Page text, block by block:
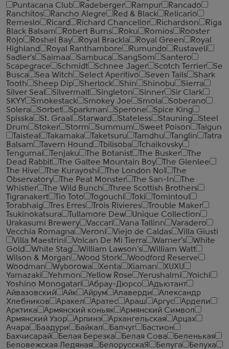
Puntacana Club
Radeberger Rampur
Rancado
Ranchitos
Rancho Alegre Red & Black
Relicario
Remeslo
Ricard Richard Chancellor Richardson
Riga
Black Balsam
Robert Burns Roku Romios
Rooster
Rojo
Roshel Bay Royal Brackla Royal Green
Royal
Highland
Royal Ranthambore Rumundo
Rustaveli
Sadler's
Saimaa Sambuca SangSom
Santero
Scapegrace
Schmidt Schnee Jager Scotch Terrier
Se
Busca
Sea Witch Select Aperitivo Seven Tails
Shark
Tooth
Sheep Dip Sherlock Shin Shinobu
Sierra
Silver Seal
Silvermalt Singleton Sinner
Sir Clark
SKYY
Smokestack Smokey Joe Smola
Soberano
Solera
Sorbet Sparkman Sperone
Spice King
Spisska
St. Graal Starward Stateless Stauning
Steel
Drum
Stoker Storm Summum Sweet Poison
Taigun
Taisteal
Takamaka Taketsuru Tamdhu Tanglin
Tatra
Balsam
Tavern Hound Tbilisoba
Tchaikovsky
Tengumai
Tenjaku The Botanist The Busker
The
Dead Rabbit
The Galtee Mountain Boy
The Glenlee
The Hive
The Kurayoshi The London №1
The
Observatory
The Peat Monster The San-In
The
Whistler
The Wild Bunch
Three Scottish Brothers
Tigranakert
Tio Toto Togouchi Toki
Tomintoul
Torabhaig
Tres Erres Trois Rivieres
Trouble Maker
Tsukinokatsura
Tullamore Dew
Unique Collection
Urakasumi Brewery
Vaccari Vana Tallinn
Varadero
Vecchia Romagna
Veroni Viejo de Caldas
Villa Giusti
Villa Maestrini
Volcan De Mi Tierra Warner's
White
Gold
White Stag William Lawson's
William Watt
Wilson & Morgan
Wood Stork
Woodford Reserve
Woodman
Wyborowa Xenta Xiaman
XUXU
Yamazaki
Yehmon Yellow Rose Yerushalmi
Yoichi
Yoshino Monogatari
Абрау-Дюрсо
Адъютант
Айвазовский
Айк Айрум Алаверди
Александр
Хлебников
Аракел Аратес Араш Аргус
Ардели
Арктика
Армянский коньяк
Армянский Символ
Армянский Узор
Арпинэ Архангельская
Арцах
Ачара
Баадури Байкал Балчуг
Бастион
Бахчисарай
Белая Березка Белая Сова
Беленькая
Беловежская Ледяная
БелорусскаЯ Белуга
Белуха